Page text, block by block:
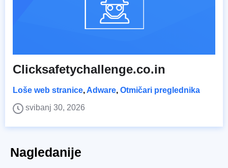
Clicksafetychallenge.co.in
Loše web stranice,Adware, Otmičari preglednika
svibanj 30, 2026
Nagledanije